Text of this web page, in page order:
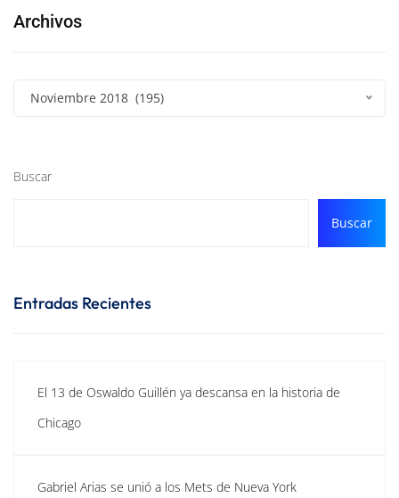
Archivos
Noviembre 2018 (195)
Buscar
Buscar
Entradas Recientes
El 13 de Oswaldo Guillén ya descansa en la historia de
Chicago
Gabriel Arias se unió a los Mets de Nueva York